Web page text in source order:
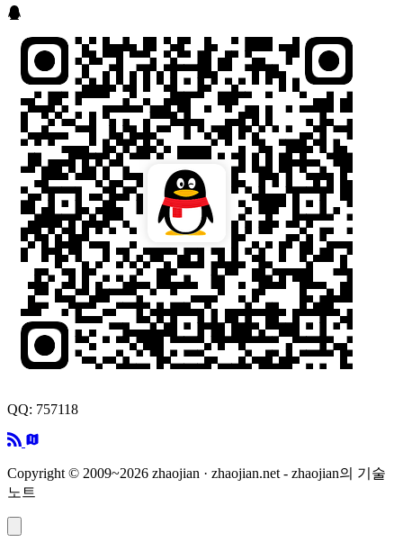
QQ: 757118
Copyright © 2009~2026 zhaojian · zhaojian.net - zhaojian의 기술
노트